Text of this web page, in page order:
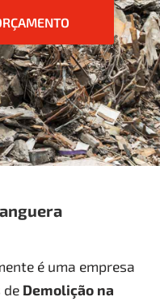
é uma empresa
de Demolição na